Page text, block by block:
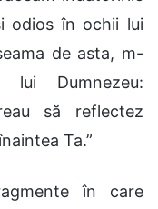
odios în ochii lui
de asta, m-
Dumnezeu:
să reflectez
Ta.”
în care